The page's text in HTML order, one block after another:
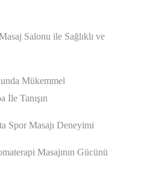
Salonu ile Sağlıklı ve
Mükemmel
İle Tanışın
Spor Masajı Deneyimi
Masajının Gücünü